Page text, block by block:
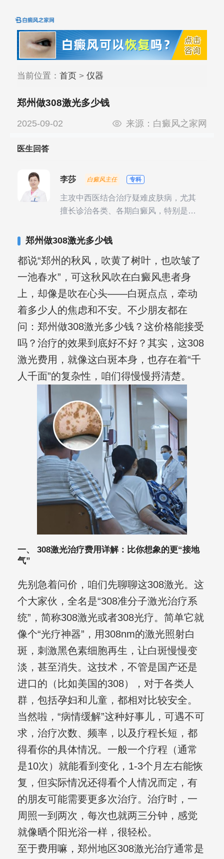
当前位置： 首页> 仪器
郑州做308激光多少钱
2025-09-02 来源： 白癜风之家网
医生回答
李莎 白癜风主任 专科
主攻中西医结合治疗疑难皮肤病，尤其
擅长诊治各类、各期白癜风，特别是对
复发期;临床运用中医的辨证施治，理法
郑州做308激光多少钱
都说“郑州的秋风，吹黄了树叶，也吹皱了
一池春水”，可这秋风吹在白癜风患者身
上，却像是吹在心头——白斑点点，牵动
着多少人的焦虑和不安。不少朋友都在
问：郑州做308激光多少钱？这价格能接受
吗？治疗的效果到底好不好？其实，这308
激光费用，就像这白斑本身，也存在着“千
人千面”的复杂性，咱们得慢慢捋清楚。
一、 308激光治疗费用详解：比你想象的更“接地
气”
先别急着问价，咱们先聊聊这308激光。这
个大家伙，全名是“308准分子激光治疗系
统”，简称308激光或者308光疗。简单它就
像个“光疗神器”，用308nm的激光照射白
斑，刺激黑色素细胞再生，让白斑慢慢变
淡，甚至消失。这技术，不管是国产还是
进口的（比如美国的308），对于各类人
群，包括孕妇和儿童，都相对比较安全。
当然啦，“病情缓解”这种好事儿，可遇不可
求，治疗次数、频率，以及疗程长短，都
得看你的具体情况。一般一个疗程（通常
是10次）就能看到变化，1-3个月左右能恢
复，但实际情况还得看个人情况而定，有
的朋友可能需要更多次治疗。治疗时，一
周照一到两次，每次也就两三分钟，感觉
就像晒个阳光浴一样，很轻松。
至于费用嘛，郑州地区308激光治疗通常是